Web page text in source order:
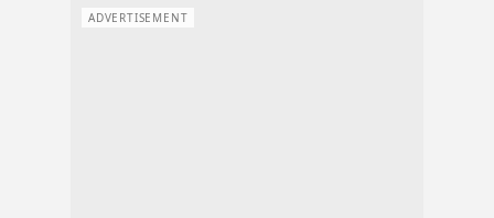
ADVERTISEMENT